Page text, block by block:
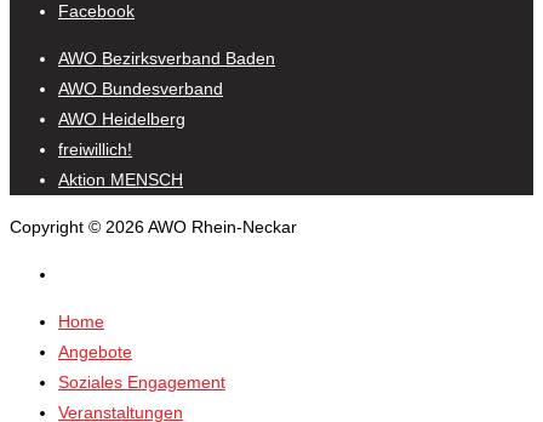
Facebook
AWO Bezirksverband Baden
AWO Bundesverband
AWO Heidelberg
freiwillich!
Aktion MENSCH
Copyright © 2026 AWO Rhein-Neckar
Home
Angebote
Soziales Engagement
Veranstaltungen